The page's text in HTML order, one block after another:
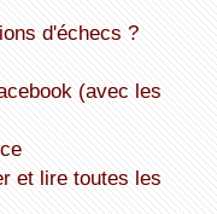
d'échecs ?